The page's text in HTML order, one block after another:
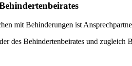
mit Behinderungen ist
des Behindertenbeirates und